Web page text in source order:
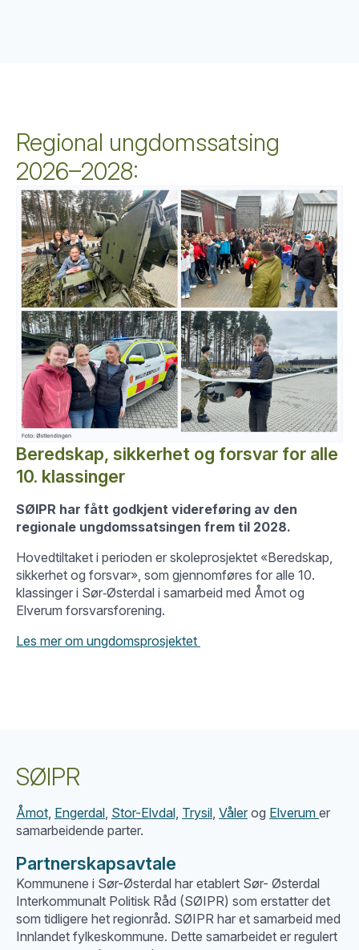
Regional ungdomssatsing
2026–2028:
Beredskap, sikkerhet og forsvar for alle
10. klassinger
SØIPR har fått godkjent videreføring av den
regionale ungdomssatsingen frem til 2028.
Hovedtiltaket i perioden er skoleprosjektet «Beredskap,
sikkerhet og forsvar», som gjennomføres for alle 10.
klassinger i Sør‑Østerdal i samarbeid med Åmot og
Elverum forsvarsforening.
Les mer om ungdomsprosjektet
SØIPR
Åmot, Engerdal Stor-Elvdal, Trysil Våler og Elverum er
samarbeidende parter.
Partnerskapsavtale
Kommunene i Sør-Østerdal har etablert Sør- Østerdal
Interkommunalt Politisk Råd (SØIPR) som erstatter det
som tidligere het regionråd. SØIPR har et samarbeid med
Innlandet fylkeskommune. Dette samarbeidet er regulert